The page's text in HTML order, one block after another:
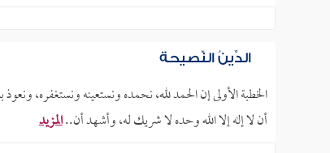
الدِّينُ النَّصيحة
الخطبة الأولى إن الحمد لله، نحمده ونستعينه ونستغفره،
أن لا إله إلا الله وحده لا شريك له، وأشهد أن..المزيد